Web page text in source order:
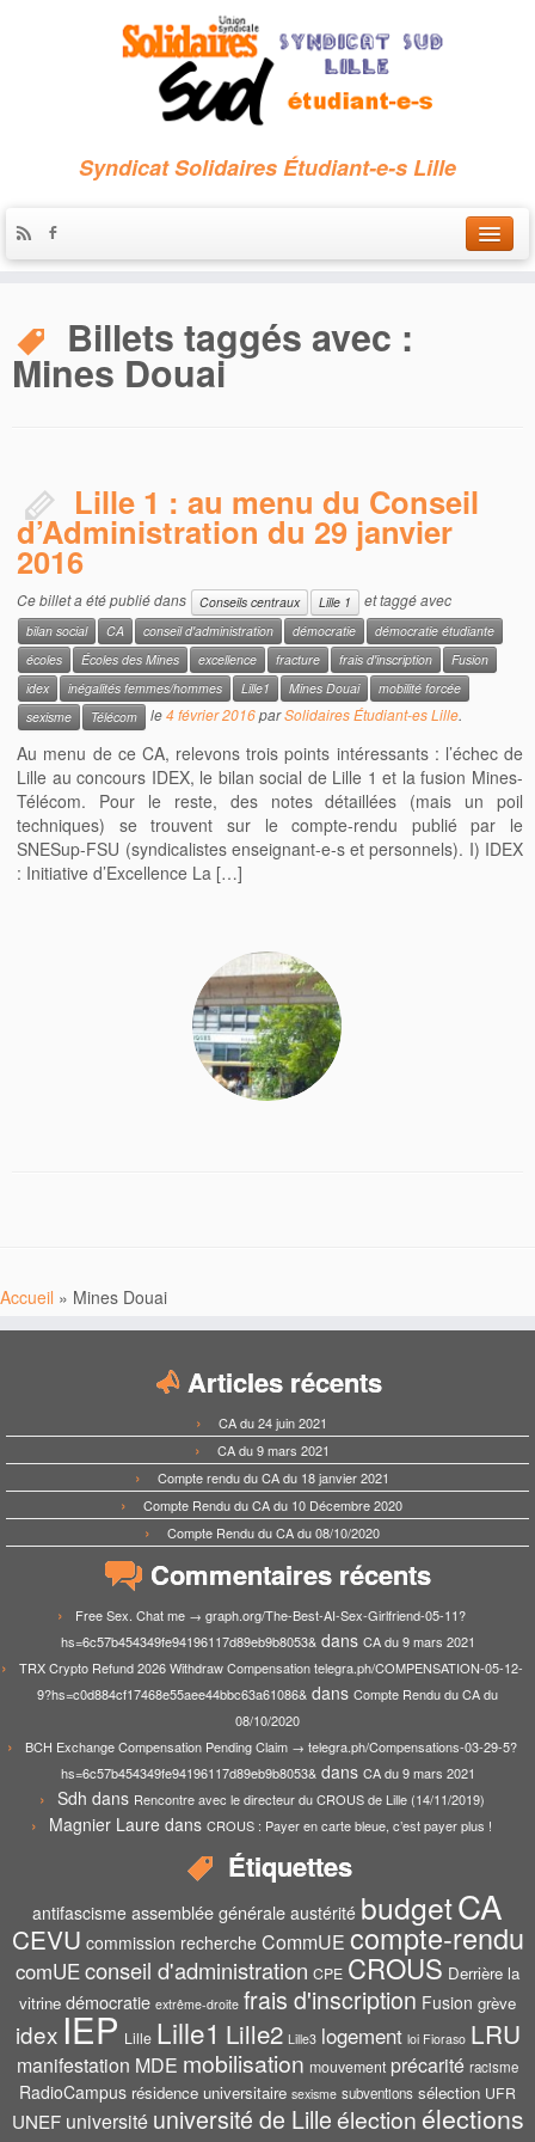
Syndicat Solidaires Étudiant-e-s Lille
Qui sommes-nous ?
Billets taggés avec :
Mines Douai
Lille 1 : au menu du Conseil
d’Administration du 29 janvier
2016
Ce billet a été publié dans Conseils centraux Lille 1 et taggé avec
bilan social CA conseil d'administration démocratie
démocratie étudiante
écoles
Écoles des Mines excellence fracture frais d'inscription
Fusion
idex
inégalités femmes/hommes Lille1 Mines Douai
mobilité forcée
sexisme
Télécom le4 février 2016parSolidaires Étudiant-es Lille.
Au menu de ce CA, relevons trois points intéressants : l’échec de
Lille au concours IDEX, le bilan social de Lille 1 et la fusion Mines-
Télécom. Pour le reste, des notes détaillées (mais un poil
techniques) se trouvent sur le compte-rendu publié par le
SNESup-FSU (syndicalistes enseignant-e-s et personnels). I) IDEX
: Initiative d’Excellence La […]
Accueil » Mines Douai
Articles récents
CA du 24 juin 2021
CA du 9 mars 2021
Compte rendu du CA du 18 janvier 2021
Compte Rendu du CA du 10 Décembre 2020
Compte Rendu du CA du 08/10/2020
Commentaires récents
Free Sex. Chat me → graph.org/The-Best-AI-Sex-Girlfriend-05-11?
hs=6c57b454349fe94196117d89eb9b8053&dans CA du 9 mars 2021
TRX Crypto Refund 2026 Withdraw Compensation telegra.ph/COMPENSATION-05-12-
9?hs=c0d884cf17468e55aee44bbc63a61086& dans Compte Rendu du CA du
08/10/2020
BCH Exchange Compensation Pending Claim → telegra.ph/Compensations-03-29-5?
hs=6c57b454349fe94196117d89eb9b8053&dans CA du 9 mars 2021
Sdh dans Rencontre avec le directeur du CROUS de Lille (14/11/2019)
Magnier Laure dans CROUS : Payer en carte bleue, c’est payer plus !
Étiquettes
antifascisme assemblée générale austérité budgetCA
CEVU commission recherche CommUE compte-rendu
comUEconseil d'administration CPE CROUS Derrière la
vitrine démocratie extrême-droite frais d'inscription Fusion grève
idex IEP Lille Lille1 Lille2 Lille3 logement loi Fioraso LRU
manifestation MDE mobilisation mouvement précarité racisme
RadioCampus résidence universitaire sexisme subventions sélection UFR
UNEF université université de Lilleélection élections